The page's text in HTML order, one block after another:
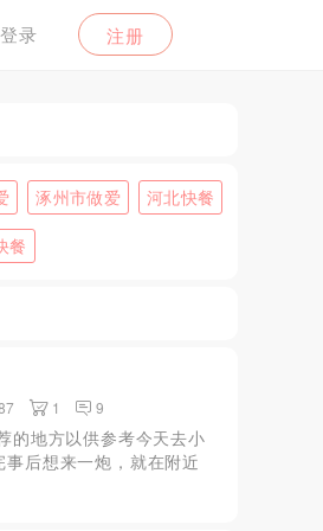
登录 注册
涿州市做爱 河北快餐
餐
1 9
的地方以供参考今天去小
后想来一炮，就在附近
说有妹子，21岁，我去
，比较年轻，95后，打